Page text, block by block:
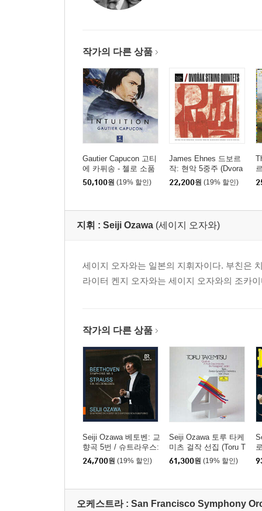
작가의 다른 상품
Gautier Capucon 고티
에 카퓌송 - 첼로 소품
집 '인투이션' (Intuition)
[UHQCD]
50,100원 (19% 할인)
James Ehnes 드보르
작: 현악 5중주 (Dvora
k: String Quintets Op.7
7 & Op.97)
22,200원 (19% 할인)
지휘 : Seiji Ozawa (세이지 오자와)
세이지 오자와는 일본의 지휘자이다. 부친은
라이터 켄지 오자와는 세이지 오자와의 조카
작가의 다른 상품
Seiji Ozawa 베토벤: 교
향곡 5번 / 슈트라우스:
영웅의 생애 (Beethove
n: Symphonie Nr.5/ Str
24,700원 (19% 할인)
Seiji Ozawa 토루 타케
미츠 걸작 선집 (Toru T
akemitsu - Quatrain) [L
61,300원 (19% 할인)
오케스트라 : San Francisco Symphony